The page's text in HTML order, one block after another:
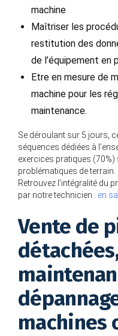
machine
Maîtriser les
restitution des
de l’équipement en
Etre en mesure de
machine pour les
maintenance.
Se déroulant sur 5 jours,
séquences dédiées à
exercices pratiques
problématiques de terrain.
Retrouvez l’intégralité du
par notre technicien : en
Vente de
machines